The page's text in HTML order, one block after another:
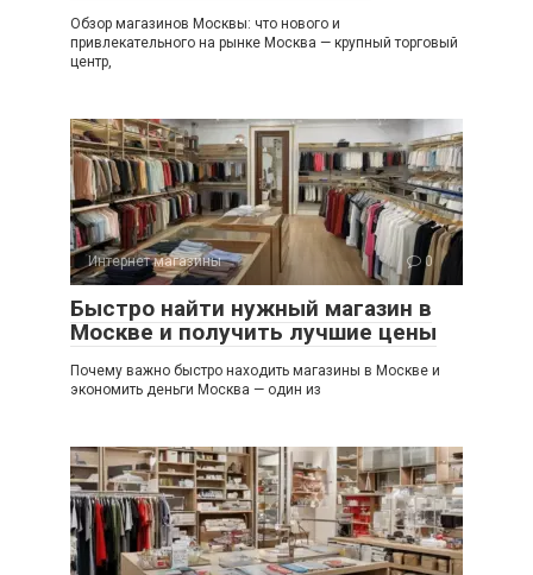
Обзор магазинов Москвы: что нового и
привлекательного на рынке Москва — крупный торговый
центр,
Интернет магазины 0
Быстро найти нужный магазин в
Москве и получить лучшие цены
Почему важно быстро находить магазины в Москве и
экономить деньги Москва — один из